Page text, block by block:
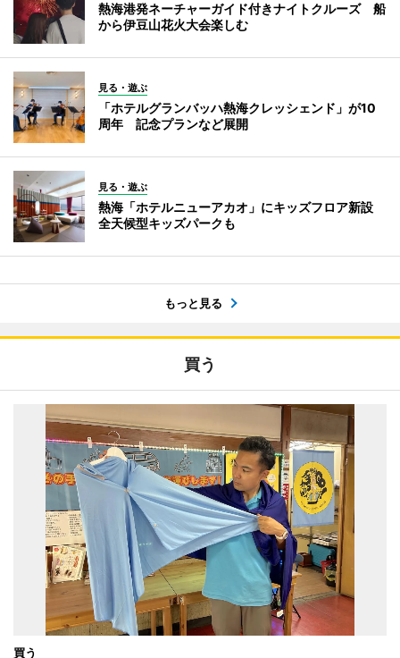
熱海港発ネーチャーガイド付きナイトクルーズ 船
から伊豆山花火大会楽しむ
見る・遊ぶ
「ホテルグランバッハ熱海クレッシェンド」が10
周年 記念プランなど展開
見る・遊ぶ
熱海「ホテルニューアカオ」にキッズフロア新設
全天候型キッズパークも
もっと見る
買う
買う